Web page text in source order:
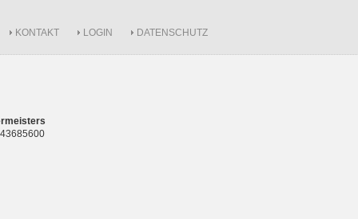
KONTAKT LOGIN DATENSCHUTZ